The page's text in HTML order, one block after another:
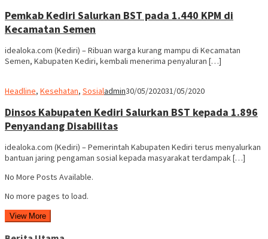
Pemkab Kediri Salurkan BST pada 1.440 KPM di
Kecamatan Semen
idealoka.com (Kediri) – Ribuan warga kurang mampu di Kecamatan
Semen, Kabupaten Kediri, kembali menerima penyaluran […]
Headline, Kesehatan, Sosialadmin30/05/202031/05/2020
Dinsos Kabupaten Kediri Salurkan BST kepada 1.896
Penyandang Disabilitas
idealoka.com (Kediri) – Pemerintah Kabupaten Kediri terus menyalurkan
bantuan jaring pengaman sosial kepada masyarakat terdampak […]
No More Posts Available.
No more pages to load.
View More